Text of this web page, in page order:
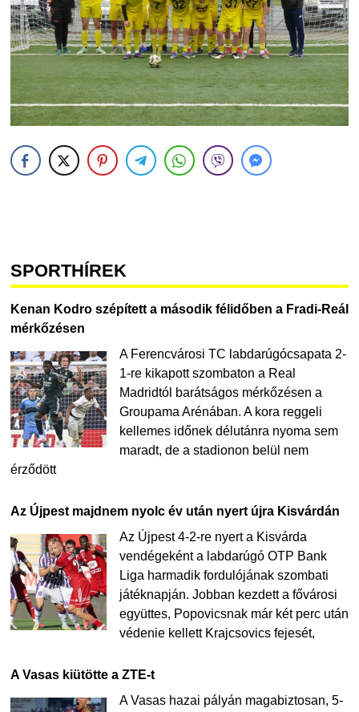
SPORTHÍREK
Kenan Kodro szépített a második félidőben a Fradi-Reál
mérkőzésen
A Ferencvárosi TC labdarúgócsapata 2-
1-re kikapott szombaton a Real
Madridtól barátságos mérkőzésen a
Groupama Arénában. A kora reggeli
kellemes időnek délutánra nyoma sem
maradt, de a stadionon belül nem
érződött
Az Újpest majdnem nyolc év után nyert újra Kisvárdán
Az Újpest 4-2-re nyert a Kisvárda
vendégeként a labdarúgó OTP Bank
Liga harmadik fordulójának szombati
játéknapján. Jobban kezdett a fővárosi
együttes, Popovicsnak már két perc után
védenie kellett Krajcsovics fejesét,
A Vasas kiütötte a ZTE-t
A Vasas hazai pályán magabiztosan, 5-